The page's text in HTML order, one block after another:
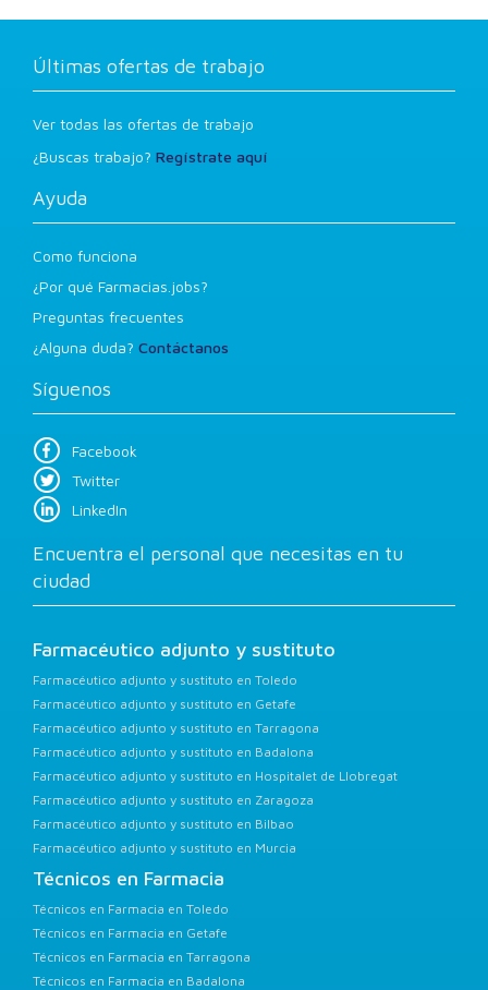
Últimas ofertas de trabajo
Ver todas las ofertas de trabajo
¿Buscas trabajo? Regístrate aquí
Ayuda
Como funciona
¿Por qué Farmacias.jobs?
Preguntas frecuentes
¿Alguna duda? Contáctanos
Síguenos
Facebook
Twitter
LinkedIn
Encuentra el personal que necesitas en tu
ciudad
Farmacéutico adjunto y sustituto
Farmacéutico adjunto y sustituto en Toledo
Farmacéutico adjunto y sustituto en Getafe
Farmacéutico adjunto y sustituto en Tarragona
Farmacéutico adjunto y sustituto en Badalona
Farmacéutico adjunto y sustituto en Hospitalet de Llobregat
Farmacéutico adjunto y sustituto en Zaragoza
Farmacéutico adjunto y sustituto en Bilbao
Farmacéutico adjunto y sustituto en Murcia
Técnicos en Farmacia
Técnicos en Farmacia en Toledo
Técnicos en Farmacia en Getafe
Técnicos en Farmacia en Tarragona
Técnicos en Farmacia en Badalona